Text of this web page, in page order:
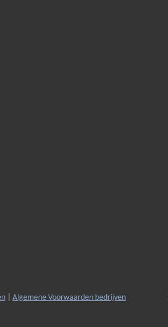
Algemene Voorwaarden bedrijven